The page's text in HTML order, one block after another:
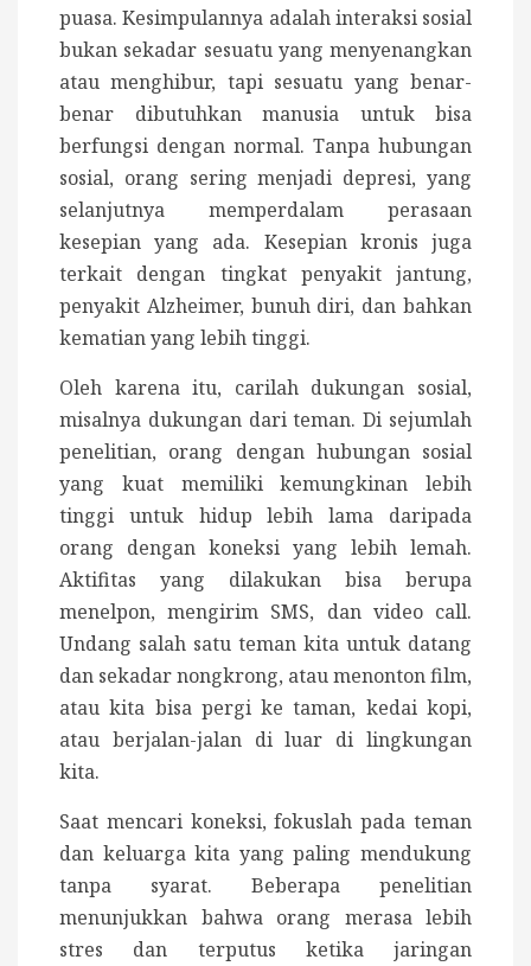
puasa. Kesimpulannya adalah interaksi sosial
bukan sekadar sesuatu yang menyenangkan
atau menghibur, tapi sesuatu yang benar-
benar dibutuhkan manusia untuk bisa
berfungsi dengan normal. Tanpa hubungan
sosial, orang sering menjadi depresi, yang
selanjutnya memperdalam perasaan
kesepian yang ada. Kesepian kronis juga
terkait dengan tingkat penyakit jantung,
penyakit Alzheimer, bunuh diri, dan bahkan
kematian yang lebih tinggi.
Oleh karena itu, carilah dukungan sosial,
misalnya dukungan dari teman. Di sejumlah
penelitian, orang dengan hubungan sosial
yang kuat memiliki kemungkinan lebih
tinggi untuk hidup lebih lama daripada
orang dengan koneksi yang lebih lemah.
Aktifitas yang dilakukan bisa berupa
menelpon, mengirim SMS, dan video call.
Undang salah satu teman kita untuk datang
dan sekadar nongkrong, atau menonton film,
atau kita bisa pergi ke taman, kedai kopi,
atau berjalan-jalan di luar di lingkungan
kita.
Saat mencari koneksi, fokuslah pada teman
dan keluarga kita yang paling mendukung
tanpa syarat. Beberapa penelitian
menunjukkan bahwa orang merasa lebih
stres dan terputus ketika jaringan